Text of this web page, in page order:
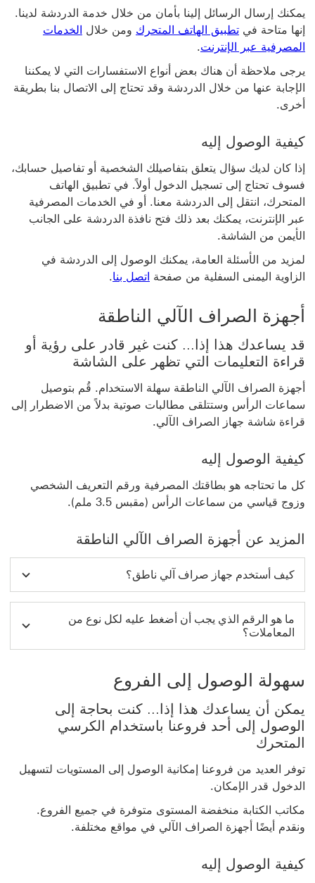
يمكنك إرسال الرسائل إلينا بأمان من خلال خدمة الدردشة لدينا.
إنها متاحة في تطبيق الهاتف المتحرك ومن خلال الخدمات
المصرفية عبر الإنترنت.
يرجى ملاحظة أن هناك بعض أنواع الاستفسارات التي لا يمكننا
الإجابة عنها من خلال الدردشة وقد تحتاج إلى الاتصال بنا بطريقة
أخرى.
كيفية الوصول إليه
إذا كان لديك سؤال يتعلق بتفاصيلك الشخصية أو تفاصيل حسابك،
فسوف تحتاج إلى تسجيل الدخول أولاً. في تطبيق الهاتف
المتحرك، انتقل إلى الدردشة معنا. أو في الخدمات المصرفية
عبر الإنترنت، يمكنك بعد ذلك فتح نافذة الدردشة على الجانب
الأيمن من الشاشة.
لمزيد من الأسئلة العامة، يمكنك الوصول إلى الدردشة في
الزاوية اليمنى السفلية من صفحة اتصل بنا.
أجهزة الصراف الآلي الناطقة
قد يساعدك هذا إذا... كنت غير قادر على رؤية أو
قراءة التعليمات التي تظهر على الشاشة
أجهزة الصراف الآلي الناطقة سهلة الاستخدام. قُم بتوصيل
سماعات الرأس وستتلقى مطالبات صوتية بدلاً من الاضطرار إلى
قراءة شاشة جهاز الصراف الآلي.
كيفية الوصول إليه
كل ما تحتاجه هو بطاقتك المصرفية ورقم التعريف الشخصي
وزوج قياسي من سماعات الرأس (مقبس 3.5 ملم).
المزيد عن أجهزة الصراف الآلي الناطقة
كيف أستخدم جهاز صراف آلي ناطق؟
ما هو الرقم الذي يجب أن أضغط عليه لكل نوع من
المعاملات؟
سهولة الوصول إلى الفروع
يمكن أن يساعدك هذا إذا... كنت بحاجة إلى
الوصول إلى أحد فروعنا باستخدام الكرسي
المتحرك
توفر العديد من فروعنا إمكانية الوصول إلى المستويات لتسهيل
الدخول قدر الإمكان.
مكاتب الكتابة منخفضة المستوى متوفرة في جميع الفروع.
ونقدم أيضًا أجهزة الصراف الآلي في مواقع مختلفة.
كيفية الوصول إليه